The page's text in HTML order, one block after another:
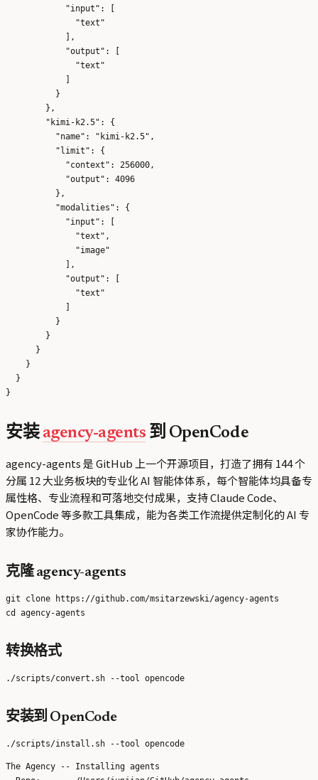
            "input": [
              "text"
            ],
            "output": [
              "text"
            ]
          }
        },
        "kimi-k2.5": {
          "name": "kimi-k2.5",
          "limit": {
            "context": 256000,
            "output": 4096
          },
          "modalities": {
            "input": [
              "text",
              "image"
            ],
            "output": [
              "text"
            ]
          }
        }
      }
    }
  }
安装agency-agents 到 OpenCode
agency-agents 是 GitHub 上一个开源项目，打造了拥有 144 个
分属 12 大业务板块的专业化 AI 智能体体系，每个智能体均具备专
属性格、专业流程和可落地交付成果，支持 Claude Code、
OpenCode 等多款工具集成，能为各类工作流提供定制化的 AI 专
家协作能力。
克隆 agency-agents
git clone https://github.com/msitarzewski/agency-agents
转换格式
安装到 OpenCode
The Agency -- Installing agents